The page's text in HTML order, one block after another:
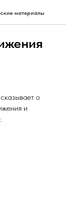
материалы
о
и